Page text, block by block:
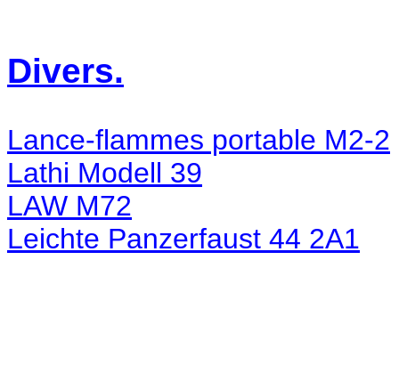
Divers.
Lance-flammes portable M2-2
Lathi Modell 39
LAW M72
Leichte Panzerfaust 44 2A1